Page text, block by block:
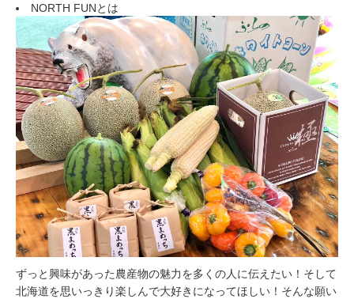
NORTH FUNとは
ずっと興味があった農産物の魅力を多くの人に伝えたい！そして
北海道を思いっきり楽しんで大好きになってほしい！そんな願い